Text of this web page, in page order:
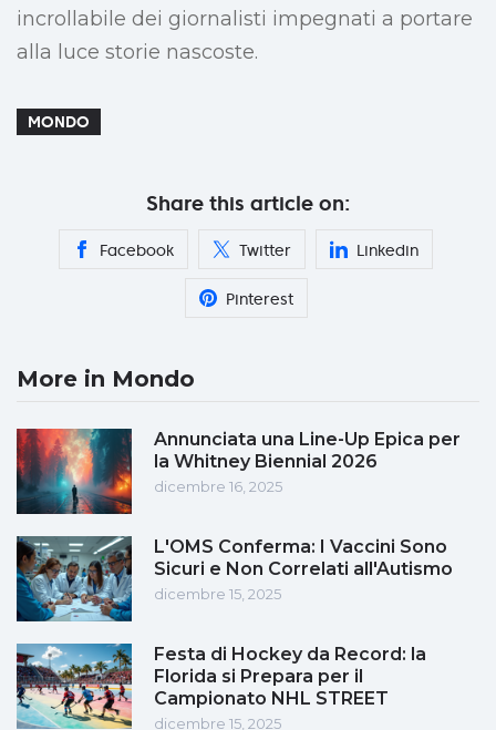
incrollabile dei giornalisti impegnati a portare
alla luce storie nascoste.
MONDO
Share this article on:
Facebook Twitter Linkedin
Pinterest
More in Mondo
Annunciata una Line-Up Epica per
la Whitney Biennial 2026
dicembre 16, 2025
L'OMS Conferma: I Vaccini Sono
Sicuri e Non Correlati all'Autismo
dicembre 15, 2025
Festa di Hockey da Record: la
Florida si Prepara per il
Campionato NHL STREET
dicembre 15, 2025